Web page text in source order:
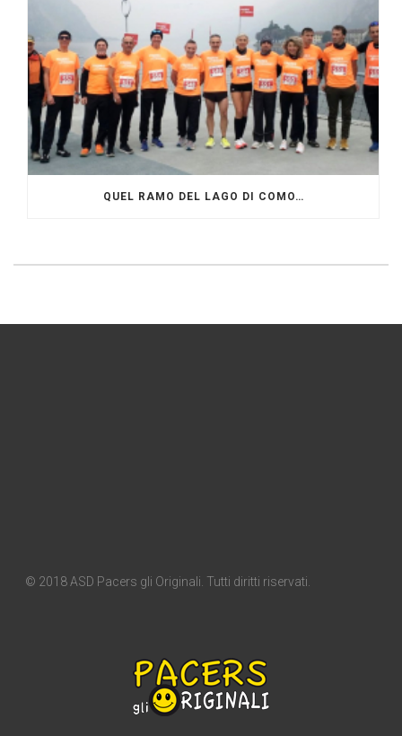
QUEL RAMO DEL LAGO DI COMO…
© 2018 ASD Pacers gli Originali. Tutti diritti riservati.